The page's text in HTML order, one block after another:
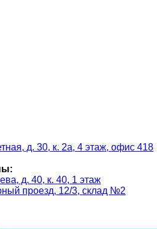
д. 30, к. 2а, 4 этаж, офис 418
д. 40, к. 40, 1 этаж
проезд, 12/3, ​склад №2